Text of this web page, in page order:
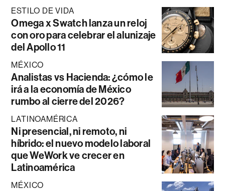
ESTILO DE VIDA
Omega x Swatch lanza un reloj
con oro para celebrar el alunizaje
del Apollo 11
MÉXICO
Analistas vs Hacienda: ¿cómo le
irá a la economía de México
rumbo al cierre del 2026?
LATINOAMÉRICA
Ni presencial, ni remoto, ni
híbrido: el nuevo modelo laboral
que WeWork ve crecer en
Latinoamérica
MÉXICO